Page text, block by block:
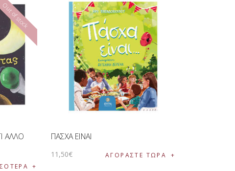
Out of stock
ΑΛΛΟ ΠΑΣΧΑ ΕΙΝΑΙ
11 ,50€ ΑΓΟΡΑΣΤΕ ΤΩΡΑ